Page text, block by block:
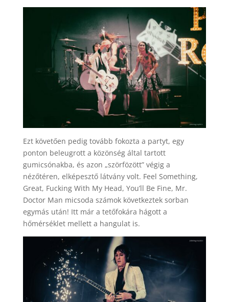
Ezt követően pedig tovább fokozta a partyt, egy
ponton beleugrott a közönség által tartott
gumicsónakba, és azon „szörfözött” végig a
nézőtéren, elképesztő látvány volt. Feel Something,
Great, Fucking With My Head, You’ll Be Fine, Mr.
Doctor Man micsoda számok következtek sorban
egymás után! Itt már a tetőfokára hágott a
hőmérséklet mellett a hangulat is.